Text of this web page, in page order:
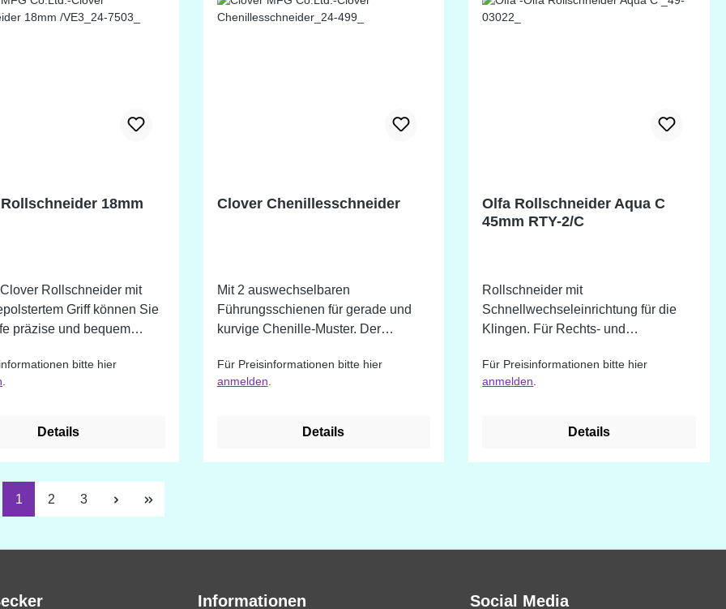
18mm
Rollschneider mit
Griff können Sie
präzise und bequem
auch im schrägen
werden. Er ist
gleichermaßen
bitte hier
Details
Clover Chenillesschneider
Mit 2 auswechselbaren
Führungsschienen für gerade und
kurvige Chenille-Muster. Der
eine bequeme und sichere
Handhabung designed.
Für Preisinformationen bitte hier
anmelden
Details
Olfa Rollschneider Aqua C
45mm RTY-2/C
Rollschneider mit
Schnellwechseleinrichtung für die
Klingen. Für Rechts- und
Für Preisinformationen bitte hier
anmelden
Details
Seite
1 Seite
2 Seite
3
Informationen Social Media